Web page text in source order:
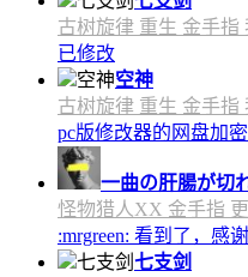
古树旋律 重生 金手指
已修改
空神
古树旋律 重生 金手指
pc版修改器的网盘加
一曲の肝腸が切
怪物猎人XX 金手指 更
:mrgreen: 看到了，感谢
七支剑